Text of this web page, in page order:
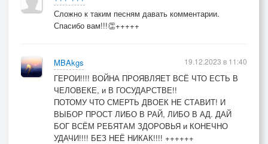
Сложно к таким песням давать комментарии.
Спасибо вам!!!👏+++++
MBAkgs
ГЕРОИ!!!! ВОЙНА ПРОЯВЛЯЕТ ВСЁ ЧТО ЕСТЬ В
ЧЕЛОВЕКЕ, и В ГОСУДАРСТВЕ!!
ПОТОМУ ЧТО СМЕРТЬ ДВОЕК НЕ СТАВИТ! И
ВЫБОР ПРОСТ ЛИБО В РАЙ, ЛИБО В АД. ДАЙ
БОГ ВСЁМ РЕБЯТАМ ЗДОРОВЬЯ и КОНЕЧНО
УДАЧИ!!!! БЕЗ НЕЁ НИКАК!!!! ++++++
19.12.2023 в 11:40